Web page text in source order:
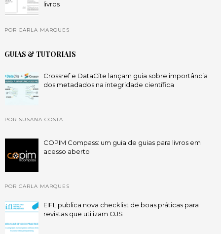
livros
POR CARLA MARQUES
GUIAS & TUTORIAIS
Crossref e DataCite lançam guia sobre importância
dos metadados na integridade científica
POR SUSANA COSTA
COPIM Compass: um guia de guias para livros em
acesso aberto
POR CARLA MARQUES
EIFL publica nova checklist de boas práticas para
revistas que utilizam OJS